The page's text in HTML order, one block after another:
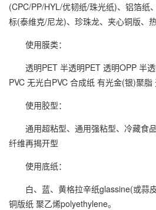
(CPC/PP/HYL/优韧纸/珠光纸)、铝箔纸
标(泰维克/尼龙)、珍珠龙、夹心铜版、热
使用膜类：
透明PET 半透明PET 透明OPP 半透
PVC 无光白PVC 合成纸 有光金(银)聚脂
使用胶型：
通用超粘型、通用强粘型、冷藏食品
纤维再揭开型
使用底纸：
白、蓝、黄格拉辛纸glassine(或蒜皮
铜版纸 聚乙烯polyethylene。